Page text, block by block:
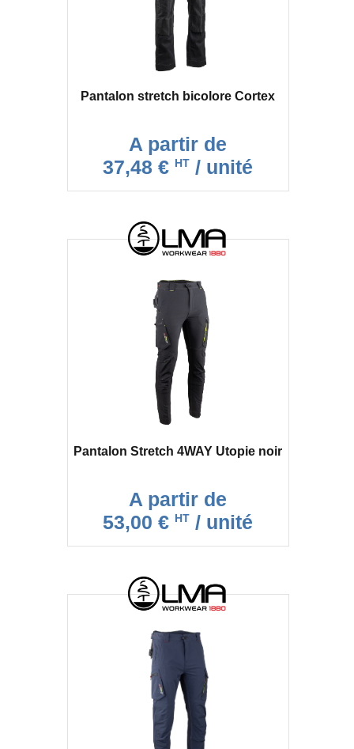
Pantalon stretch bicolore Cortex
A partir de
37,48 € HT / unité
Pantalon Stretch 4WAY Utopie noir
A partir de
53,00 € HT / unité